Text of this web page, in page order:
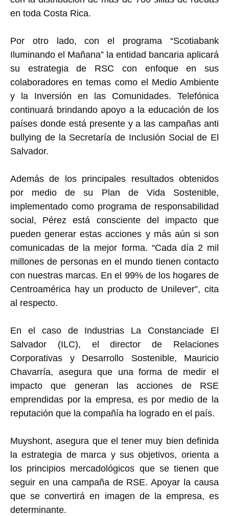
en toda Costa Rica.
Por otro lado, con el programa “Scotiabank
Iluminando el Mañana” la entidad bancaria aplicará
su estrategia de RSC con enfoque en sus
colaboradores en temas como el Medio Ambiente
y la Inversión en las Comunidades. Telefónica
continuará brindando apoyo a la educación de los
países donde está presente y a las campañas anti
bullying de la Secretaría de Inclusión Social de El
Salvador.
Además de los principales resultados obtenidos
por medio de su Plan de Vida Sostenible,
implementado como programa de responsabilidad
social, Pérez está consciente del impacto que
pueden generar estas acciones y más aún si son
comunicadas de la mejor forma. “Cada día 2 mil
millones de personas en el mundo tienen contacto
con nuestras marcas. En el 99% de los hogares de
Centroamérica hay un producto de Unilever”, cita
al respecto.
En el caso de Industrias La Constanciade El
Salvador (ILC), el director de Relaciones
Corporativas y Desarrollo Sostenible, Mauricio
Chavarría, asegura que una forma de medir el
impacto que generan las acciones de RSE
emprendidas por la empresa, es por medio de la
reputación que la compañía ha logrado en el país.
Muyshont, asegura que el tener muy bien definida
la estrategia de marca y sus objetivos, orienta a
los principios mercadológicos que se tienen que
seguir en una campaña de RSE. Apoyar la causa
que se convertirá en imagen de la empresa, es
determinante.